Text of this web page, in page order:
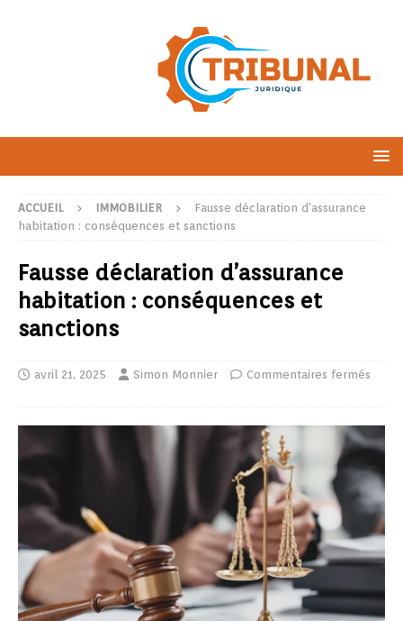
ACCUEIL IMMOBILIER
Fausse déclaration d’assurance
habitation : conséquences et sanctions
Fausse déclaration d’assurance
habitation : conséquences et
sanctions
avril 21, 2025 Simon Monnier Commentaires fermés